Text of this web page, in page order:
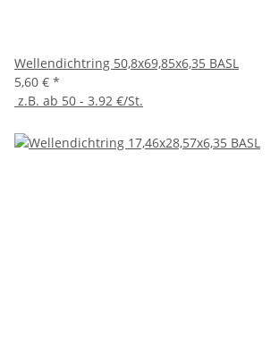
Wellendichtring 50,8x69,85x6,35 BASL
5,60 € *
z.B. ab 50 - 3.92 €/St.